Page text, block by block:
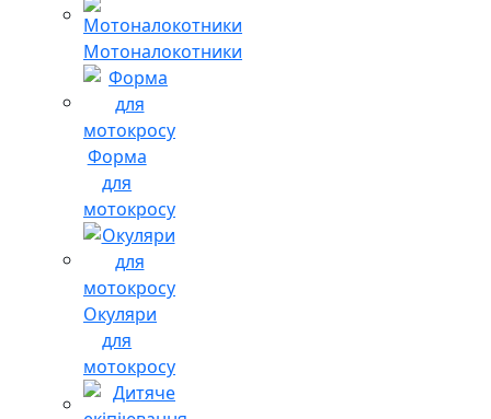
Мотоналокотники
Форма
для
мотокросу
Окуляри
для
мотокросу